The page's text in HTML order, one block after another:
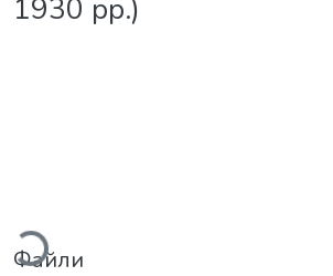
1930 рр.)
Файли